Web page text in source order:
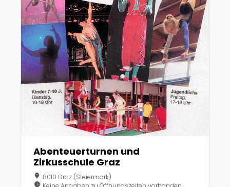
Abenteuerturnen und
Zirkusschule Graz
location_on 8010 Graz (Steiermark)
nest_clock_farsight_analog